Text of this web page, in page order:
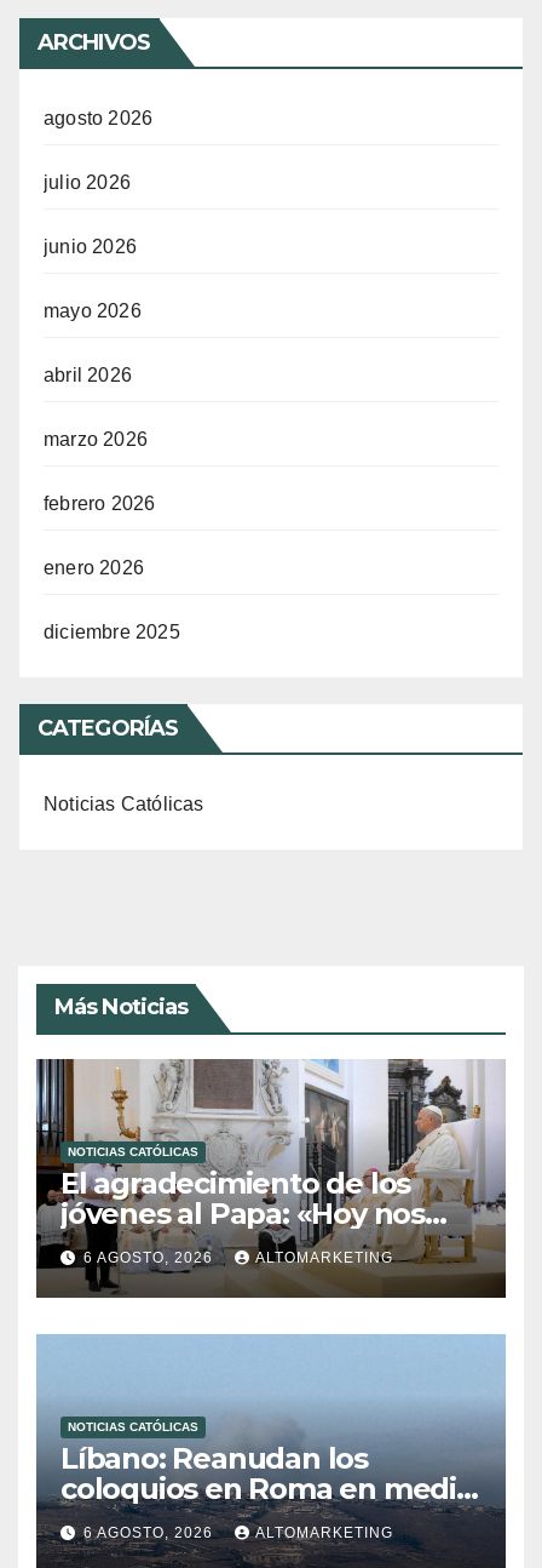
ARCHIVOS
agosto 2026
julio 2026
junio 2026
mayo 2026
abril 2026
marzo 2026
febrero 2026
enero 2026
diciembre 2025
CATEGORÍAS
Noticias Católicas
Más Noticias
NOTICIAS CATÓLICAS
El agradecimiento de los
jóvenes al Papa: «Hoy nos
sentimos Iglesia»
6 AGOSTO, 2026 ALTOMARKETING
NOTICIAS CATÓLICAS
Líbano: Reanudan los
coloquios en Roma en medio
de tensiones y ataques en el
sur del país
6 AGOSTO, 2026 ALTOMARKETING